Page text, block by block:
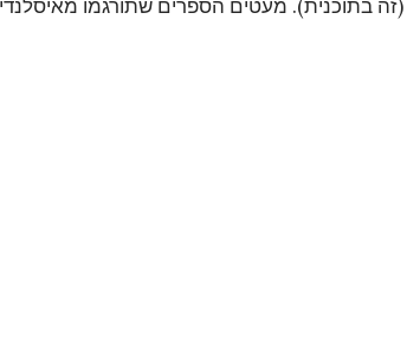
(זה בתוכנית). מעטים הספרים שתורגמו